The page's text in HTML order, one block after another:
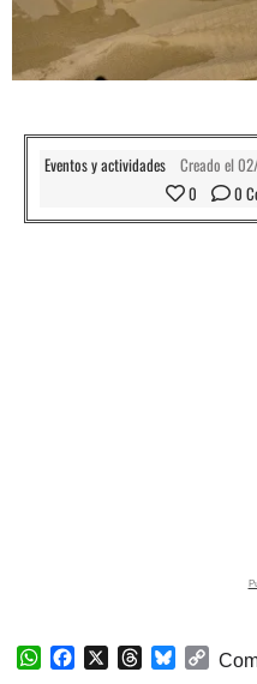
Eventos y actividades Creado el
0
0
W
C